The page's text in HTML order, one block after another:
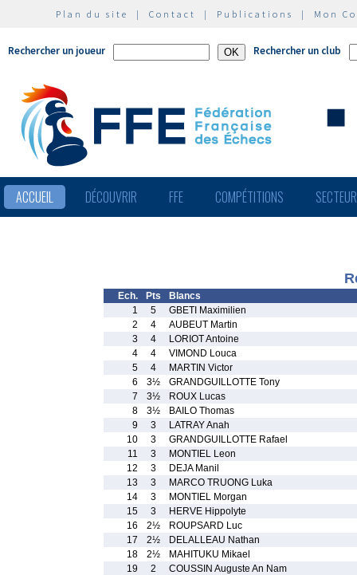
Plan du site | Contact | Publications | Mon
Rechercher un joueur Rechercher un club
ACCUEIL DÉCOUVRIR FFE COMPÉTITIONS
Ech. Pts
Blancs
1
5
GBETI Maximilien
2
4
AUBEUT Martin
3
4
LORIOT Antoine
4
4
VIMOND Louca
5
4
MARTIN Victor
6
3½
GRANDGUILLOTTE Tony
7
3½
ROUX Lucas
8
3½
BAILO Thomas
9
3
LATRAY Anah
10
3
GRANDGUILLOTTE Rafael
11
3
MONTIEL Leon
12
3
DEJA Manil
13
3
MARCO TRUONG Luka
14
3
MONTIEL Morgan
15
3
HERVE Hippolyte
16
2½
ROUPSARD Luc
17
2½
DELALLEAU Nathan
18
2½
MAHITUKU Mikael
19
2
COUSSIN Auguste An Nam